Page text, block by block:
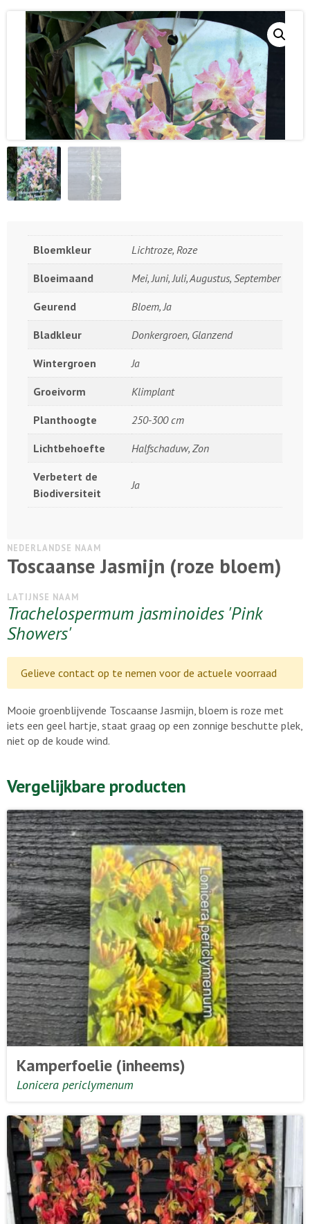
Bloemkleur Lichtroze, Roze
Bloeimaand Mei, Juni, Juli, Augustus, September
Geurend Bloem, Ja
Bladkleur Donkergroen, Glanzend
Wintergroen Ja
Groeivorm Klimplant
Planthoogte 250-300 cm
Lichtbehoefte Halfschaduw, Zon
Verbetert de
Biodiversiteit
Ja
NEDERLANDSE NAAM
Toscaanse Jasmijn (roze bloem)
LATIJNSE NAAM
Trachelospermum jasminoides 'Pink
Showers'
Gelieve contact op te nemen voor de actuele voorraad
Mooie groenblijvende Toscaanse Jasmijn, bloem is roze met
iets een geel hartje, staat graag op een zonnige beschutte plek,
niet op de koude wind.
Vergelijkbare producten
Kamperfoelie (inheems)
Lonicera periclymenum